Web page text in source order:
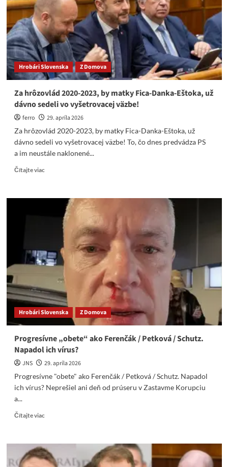
atentátu
na
premiéra
išlo
o
teroristický
útok.
Hrobári Slovenska Z Domova
Za hrôzovlád 2020-2023, by matky Fica-Danka-Eštoka, už
dávno sedeli vo vyšetrovacej väzbe!
ferro
29. apríla 2026
Za hrôzovlád 2020-2023, by matky Fica-Danka-Eštoka, už
dávno sedeli vo vyšetrovacej väzbe! To, čo dnes predvádza PS
a im neustále naklonené...
Čítajte viacRead
Za
hrôzovlád
matky
Fica-
Danka-
Eštoka,
dávno
sedeli
vo
vyšetrovacej
Hrobári Slovenska Z Domova
Progresívne „obete“ ako Ferenčák / Petková / Schutz.
Napadol ich vírus?
JNS
29. apríla 2026
Progresívne "obete" ako Ferenčák / Petková / Schutz. Napadol
ich vírus? Neprešiel ani deň od prúseru v Zastavme Korupciu
a...
Čítajte viacRead
Progresívne
„obete“
ako